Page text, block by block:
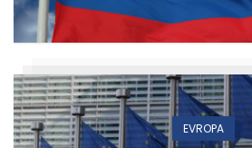
EVROPA